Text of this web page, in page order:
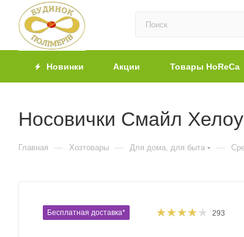
Новинки Акции Товары HoReCa
Носовички Смайл Хелоу
Главная — Хозтовары — Для дома, для быта —
Бесплатная доставка* 293